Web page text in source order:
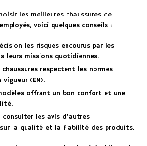
les meilleures chaussures de
voici quelques conseils :
les risques encourus par les
leurs missions quotidiennes.
respectent les normes
vigueur (EN).
offrant un bon confort et une
consulter les avis d’autres
la qualité et la fiabilité des produits.